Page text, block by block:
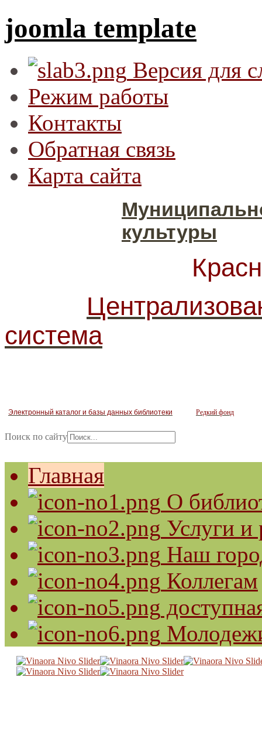
joomla template
Версия для
Режим работы
Контакты
Обратная связь
Карта сайта
культуры
система
Электронный каталог и базы данных библиотеки Редкий фонд
Поиск по сайту
Главная
О
Услуги и
Наш
Коллегам